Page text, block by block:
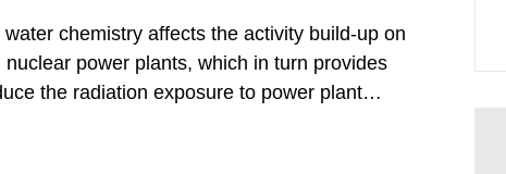
chemistry affects the activity build-up on
power plants, which in turn provides
the radiation exposure to power plant
A number of...